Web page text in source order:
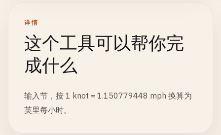
详情
这个工具可以帮你完
成什么
输入节，按 1 knot = 1.150779448 mph 换算为
英里每小时。